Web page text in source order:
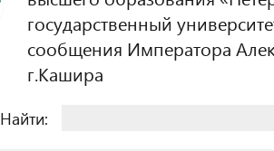
государственный
сообщения Императора
г.Кашира
Найти: